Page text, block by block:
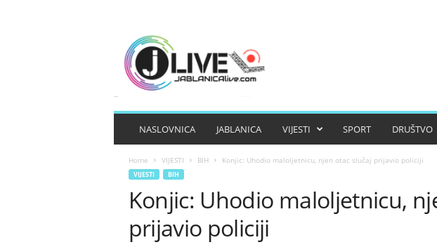
NASLOVNICA JABLANICA VIJESTI SPORT DRUŠTVO
Home VIJESTI BIH Konjic: Uhodio maloljetnicu, njen otac slučaj prijavio policiji
VIJESTI BIH
Konjic: Uhodio maloljetnicu,
prijavio policiji